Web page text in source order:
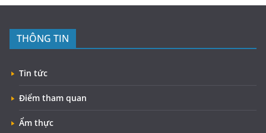
THÔNG TIN
Tin tức
Điểm tham quan
Ẩm thực